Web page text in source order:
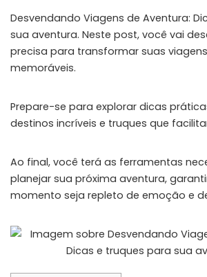
Desvendando Viagens de Aventura:
sua aventura. Neste post, você vai
precisa para transformar suas
memoráveis.
Prepare-se para explorar dicas
destinos incríveis e truques que
Ao final, você terá as ferramentas
planejar sua próxima aventura,
momento seja repleto de emoção e